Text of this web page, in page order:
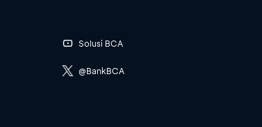
Solusi BCA
@BankBCA